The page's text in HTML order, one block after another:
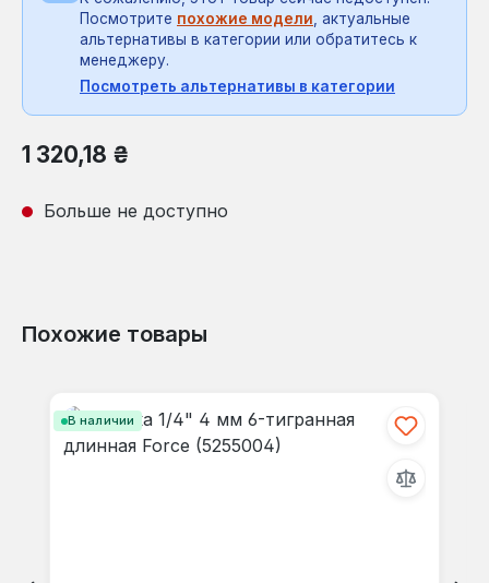
Посмотрите похожие модели, актуальные
альтернативы в категории или обратитесь к
менеджеру.
Посмотреть альтернативы в категории
Обычная цена:
1 320,18 ₴
Больше не доступно
Похожие товары
В наличии